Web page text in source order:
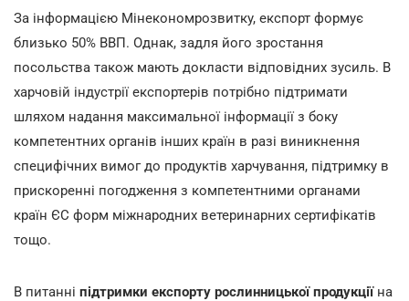
За інформацією Мінекономрозвитку, експорт формує
близько 50% ВВП. Однак, задля його зростання
посольства також мають докласти відповідних зусиль. В
харчовій індустрії експортерів потрібно підтримати
шляхом надання максимальної інформації з боку
компетентних органів інших країн в разі виникнення
специфічних вимог до продуктів харчування, підтримку в
прискоренні погодження з компетентними органами
країн ЄС форм міжнародних ветеринарних сертифікатів
тощо.
В питанні підтримки експорту рослинницької продукціїна